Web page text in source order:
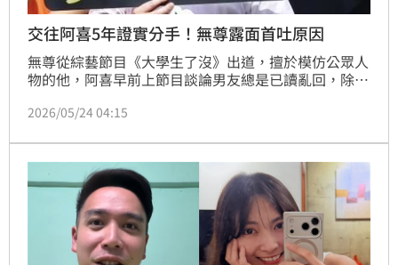
交往阿喜5年證實分手！無尊露面首吐原因
無尊從綜藝節目《大學生了沒》出道，擅於模仿公眾人
物的他，阿喜早前上節目談論男友總是已讀亂回，除了
只用貼圖溝通，甚至直言有在考慮分手。而今無尊出席
2026/05/24 04:15